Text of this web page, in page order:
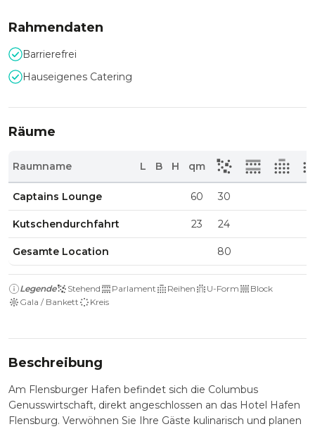
Rahmendaten
Barrierefrei
Hauseigenes Catering
Räume
Raumname L B H qm
Captains Lounge 60 30
Kutschendurchfahrt 23 24
Gesamte Location 80
Legende Stehend Parlament Reihen U-Form
Block
Gala / Bankett
Kreis
Beschreibung
Am Flensburger Hafen befindet sich die Columbus
Genusswirtschaft, direkt angeschlossen an das Hotel Hafen
Flensburg. Verwöhnen Sie Ihre Gäste kulinarisch und planen